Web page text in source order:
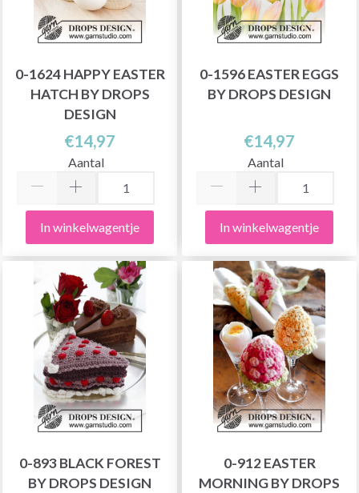
0-1624 HAPPY EASTER
HATCH BY DROPS
DESIGN
€14,97
Aantal
In winkelwagentje
0-1596 EASTER EGGS
BY DROPS DESIGN
€14,97
Aantal
In winkelwagentje
0-893 BLACK FOREST
BY DROPS DESIGN
0-912 EASTER
MORNING BY DROPS